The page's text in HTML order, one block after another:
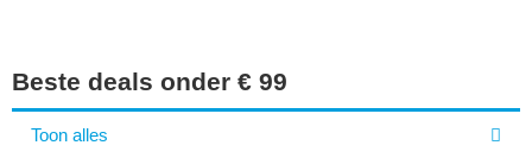
Beste deals onder € 99
Toon alles